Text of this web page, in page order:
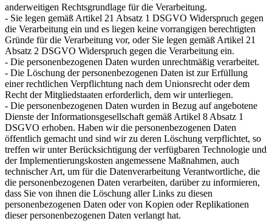
anderweitigen Rechtsgrundlage für die Verarbeitung.
- Sie legen gemäß Artikel 21 Absatz 1 DSGVO Widerspruch gegen
die Verarbeitung ein und es liegen keine vorrangigen berechtigten
Gründe für die Verarbeitung vor, oder Sie legen gemäß Artikel 21
Absatz 2 DSGVO Widerspruch gegen die Verarbeitung ein.
- Die personenbezogenen Daten wurden unrechtmäßig verarbeitet.
- Die Löschung der personenbezogenen Daten ist zur Erfüllung
einer rechtlichen Verpflichtung nach dem Unionsrecht oder dem
Recht der Mitgliedstaaten erforderlich, dem wir unterliegen.
- Die personenbezogenen Daten wurden in Bezug auf angebotene
Dienste der Informationsgesellschaft gemäß Artikel 8 Absatz 1
DSGVO erhoben. Haben wir die personenbezogenen Daten
öffentlich gemacht und sind wir zu deren Löschung verpflichtet, so
treffen wir unter Berücksichtigung der verfügbaren Technologie und
der Implementierungskosten angemessene Maßnahmen, auch
technischer Art, um für die Datenverarbeitung Verantwortliche, die
die personenbezogenen Daten verarbeiten, darüber zu informieren,
dass Sie von ihnen die Löschung aller Links zu diesen
personenbezogenen Daten oder von Kopien oder Replikationen
dieser personenbezogenen Daten verlangt hat.